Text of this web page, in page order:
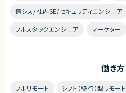
情シス/社内SE/セキュリティエンジニア
フルスタックエンジニア マーケター
働き方
フルリモート シフト（移行）型リモート